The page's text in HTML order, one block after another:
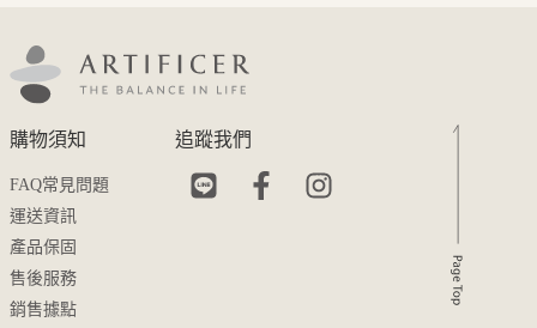
購物須知
FAQ常見問題
運送資訊
產品保固
售後服務
銷售據點
追蹤我們